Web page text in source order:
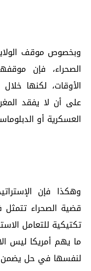
وبخصوص موقف
الصحراء، فإن
الأوقات، لكنها
على أن لا يفقد
العسكرية أو
وهكذا فإن
قضية الصحراء
تكتيكية للتعامل
ما يهم أمريكا ليس
لنفسها في حل يضمن